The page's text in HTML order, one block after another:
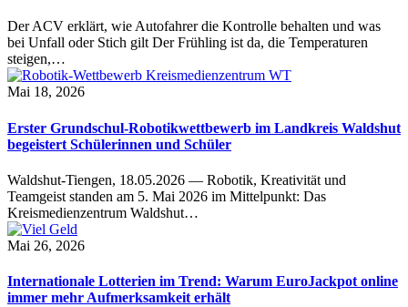
Der ACV erklärt, wie Autofahrer die Kontrolle behalten und was
bei Unfall oder Stich gilt Der Frühling ist da, die Temperaturen
steigen,…
Mai 18, 2026
Erster Grundschul-Robotikwettbewerb im Landkreis Waldshut
begeistert Schülerinnen und Schüler
Waldshut-Tiengen, 18.05.2026 — Robotik, Kreativität und
Teamgeist standen am 5. Mai 2026 im Mittelpunkt: Das
Kreismedienzentrum Waldshut…
Mai 26, 2026
Internationale Lotterien im Trend: Warum EuroJackpot online
immer mehr Aufmerksamkeit erhält